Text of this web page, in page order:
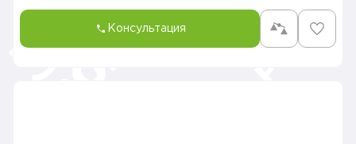
Консультация